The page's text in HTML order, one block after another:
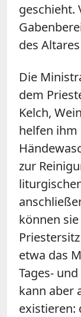
geschieht.
des
Die
dem
Kelch,
helfen ihm
zur
können
etwa das
Tages-
kann aber
existieren: